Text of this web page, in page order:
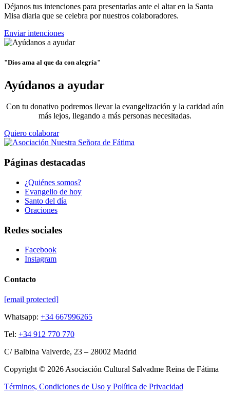
Déjanos tus intenciones para presentarlas ante el altar en la Santa
Misa diaria que se celebra por nuestros colaboradores.
Enviar intenciones
"Dios ama al que da con alegría"
Ayúdanos a ayudar
Con tu donativo podremos llevar la evangelización y la caridad aún
más lejos, llegando a más personas necesitadas.
Quiero colaborar
Páginas destacadas
¿Quiénes somos?
Evangelio de hoy
Santo del día
Oraciones
Redes sociales
Facebook
Instagram
Contacto
[email protected]
Whatsapp: +34 667996265
Tel: +34 912 770 770
C/ Balbina Valverde, 23 – 28002 Madrid
Copyright © 2026 Asociación Cultural Salvadme Reina de Fátima
Términos, Condiciones de Uso y Política de Privacidad